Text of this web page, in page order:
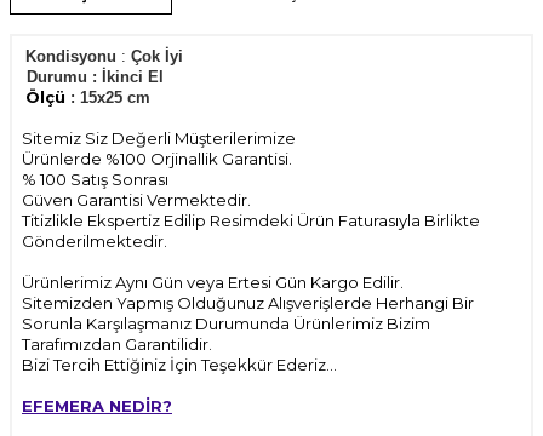
Kondisyonu : Çok İyi
Durumu : İkinci El
Ölçü : 15x25 cm
Sitemiz Siz Değerli Müşterilerimize
Ürünlerde %100 Orjinallik Garantisi.
% 100 Satış Sonrası
Güven Garantisi Vermektedir.
Titizlikle Ekspertiz Edilip Resimdeki Ürün Faturasıyla Birlikte
Gönderilmektedir.
Ürünlerimiz Aynı Gün veya Ertesi Gün Kargo Edilir.
Sitemizden Yapmış Olduğunuz Alışverişlerde Herhangi Bir
Sorunla Karşılaşmanız Durumunda Ürünlerimiz Bizim
Tarafımızdan Garantilidir.
Bizi Tercih Ettiğiniz İçin Teşekkür Ederiz...
EFEMERA NEDİR?